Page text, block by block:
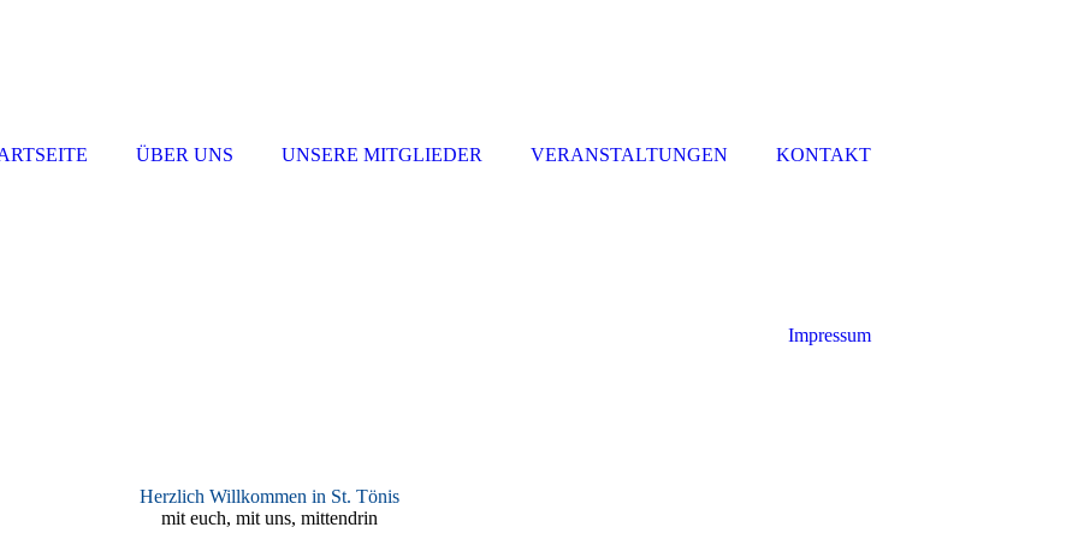
Herzlich Willkommen in St. Tönis
mit euch, mit uns, mittendrin
ÜBER UNS UNSERE MITGLIEDER VERANSTALTUNGEN KONTAKT
Impressum